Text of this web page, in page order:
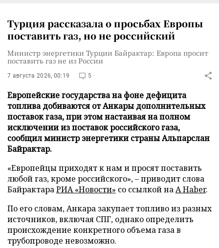
Турция рассказала о просьбах Европы
поставить газ, но не российский
Министр энергетики Турции Байрактар: Европа просит
поставить газ не из России
7 августа 2026, 00:19 5
Европейские государства на фоне дефицита
топлива добиваются от Анкары дополнительных
поставок газа, при этом настаивая на полном
исключении из поставок российского газа,
сообщил министр энергетики страны Альпарслан
Байрактар.
«Европейцы приходят к нам и просят поставить
любой газ, кроме российского», – приводит слова
БайрактараРИА «Новости» со ссылкой наA Haber.
По его словам, Анкара закупает топливо из разных
источников, включая СПГ, однако определить
происхождение конкретного объема газа в
трубопроводе невозможно.